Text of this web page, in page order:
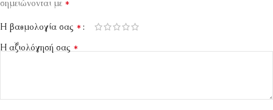
σημειώνονται με *
Η βαθμολογία σας *
Η αξιολόγησή σας *